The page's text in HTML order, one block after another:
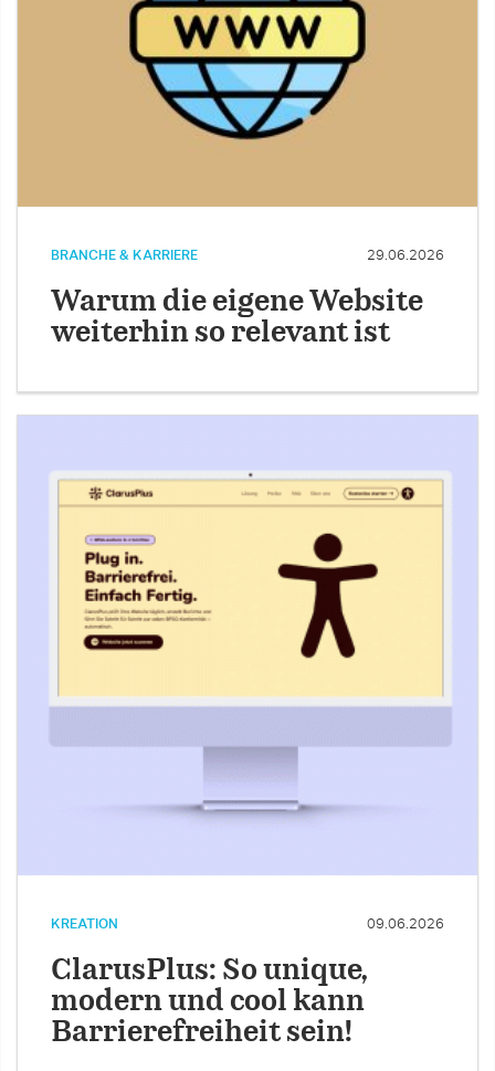
BRANCHE & KARRIERE 29.06.2026
Warum die eigene Website
weiterhin so relevant ist
KREATION 09.06.2026
ClarusPlus: So unique,
modern und cool kann
Barrierefreiheit sein!